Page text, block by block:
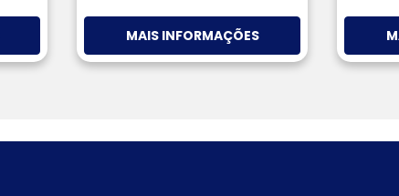
MAIS INFORMAÇÕES